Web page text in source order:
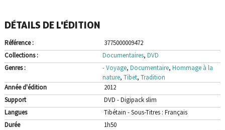
DÉTAILS DE L'ÉDITION
Référence :
3775000009472
Collections :
Documentaires, DVD
Genres :
- Voyage, Documentaire, Hommage à la
nature, Tibet, Tradition
Année d'édition
2012
Support
DVD - Digipack slim
Langues
Tibétain - Sous-Titres : Français
Durée
1h50